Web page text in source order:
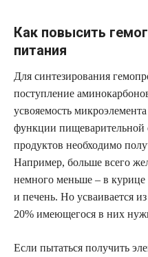
Как повысить
питания
Для синтезирования
поступление
усвояемость
функции пищеварительной
продуктов необходимо
Например, больше всего
немного меньше – в курице
и печень. Но усваивается
20% имеющегося в них
Если пытаться получить